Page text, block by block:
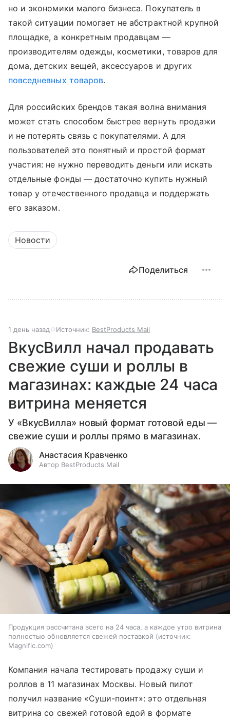
но и экономики малого бизнеса. Покупатель в
такой ситуации помогает не абстрактной крупной
площадке, а конкретным продавцам —
производителям одежды, косметики, товаров для
дома, детских вещей, аксессуаров и других
повседневных товаров.
Для российских брендов такая волна внимания
может стать способом быстрее вернуть продажи
и не потерять связь с покупателями. А для
пользователей это понятный и простой формат
участия: не нужно переводить деньги или искать
отдельные фонды — достаточно купить нужный
товар у отечественного продавца и поддержать
его заказом.
Новости
Поделиться
1 день назад Источник: BestProducts Mail
ВкусВилл начал продавать
свежие суши и роллы в
магазинах: каждые 24 часа
витрина меняется
У «ВкусВилла» новый формат готовой еды —
свежие суши и роллы прямо в магазинах.
Анастасия Кравченко
Автор BestProducts Mail
Продукция рассчитана всего на 24 часа, а каждое утро витрина
полностью обновляется свежей поставкой
источник:
Magnific.com
Компания начала тестировать продажу суши и
роллов в 11 магазинах Москвы. Новый пилот
получил название «Суши-поинт»: это отдельная
витрина со свежей готовой едой в формате